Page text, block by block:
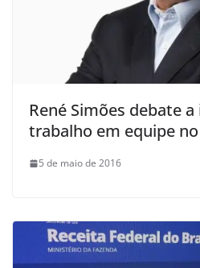
René Simões debate
trabalho em equipe
5 de maio de 2016